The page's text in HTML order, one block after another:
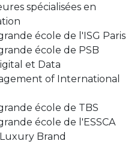
spécialisées en
école de l'ISG Paris
école de PSB
et Data
of International
école de TBS
école de l'ESSCA
Brand